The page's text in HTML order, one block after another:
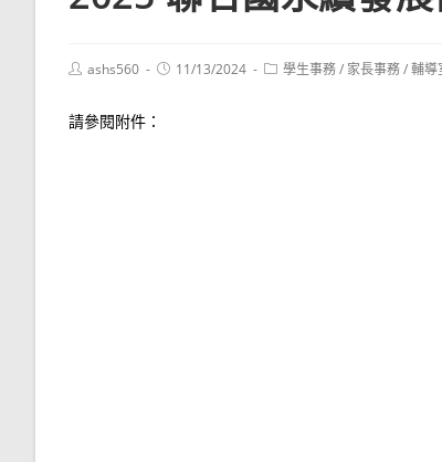
Postashs560
Post11/13/2024
Post學生事務/ 家長事務/輔導
請參閱附件：